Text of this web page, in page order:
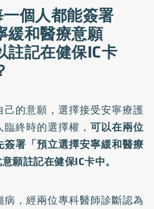
個人都能簽署
緩和醫療意願
註記在健保IC卡
的意願，選擇接受安寧療護
終時的選擇權， 可以在兩位
署「預立選擇安寧緩和醫療
願註記在健保IC卡中。
，經兩位專科醫師診斷認為